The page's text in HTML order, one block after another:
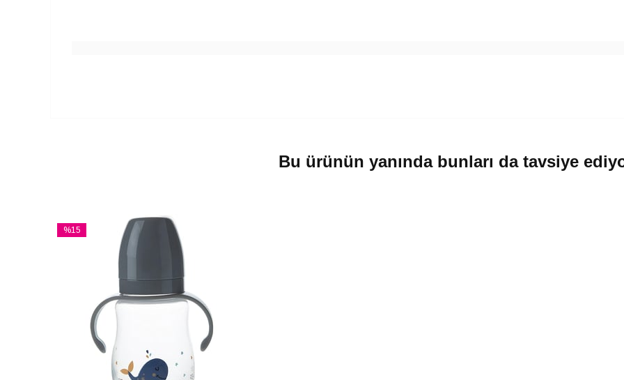
Bu ürünün yanında bunları da tavsiye
%15